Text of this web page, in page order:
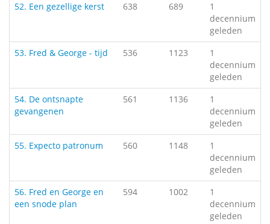
52. Een gezellige kerst
638 689
1
decennium
geleden
53. Fred & George - tijd
536 1123
1
decennium
geleden
54. De ontsnapte
gevangenen
561 1136
1
decennium
geleden
55. Expecto patronum
560 1148
1
decennium
geleden
56. Fred en George en
een snode plan
594 1002
1
decennium
geleden